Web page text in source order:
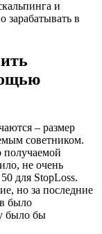
и
зарабатывать в
– размер
советником.
получаемой
не очень
для StopLoss.
но за последние
было
было бы